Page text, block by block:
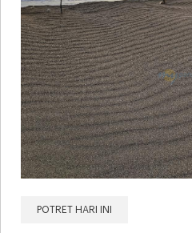
POTRET HARI INI